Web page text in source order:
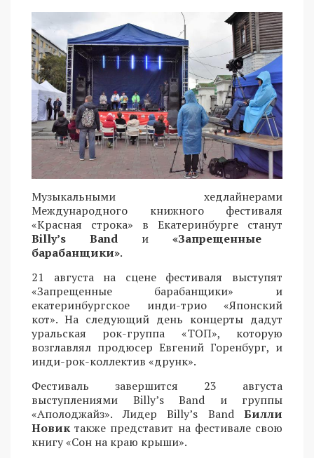
Музыкальными хедлайнерами
Международного книжного фестиваля
«Красная строка» в Екатеринбурге станут
Billy’s Band и «Запрещенные
барабанщики».
21 августа на сцене фестиваля выступят
«Запрещенные барабанщики» и
екатеринбургское инди-трио «Японский
кот». На следующий день концерты дадут
уральская рок-группа «ТОП», которую
возглавлял продюсер Евгений Горенбург, и
инди-рок-коллектив «друнк».
Фестиваль завершится 23 августа
выступлениями Billy’s Band и группы
«Аполоджайз». Лидер Billy’s Band Билли
Новик также представит на фестивале свою
книгу «Сон на краю крыши».